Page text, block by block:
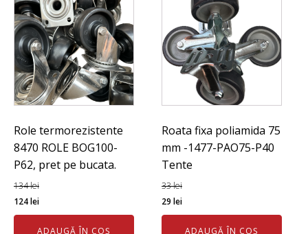
Role termorezistente
8470 ROLE BOG100-
P62, pret pe bucata.
134lei
Prețul
inițial
124leiPrețul
curent
ADAUGĂ ÎN COȘ
Roata fixa poliamida 75
mm -1477-PAO75-P40
Tente
33lei
Prețul
inițial
29leiPrețul
curent
ADAUGĂ ÎN COȘ